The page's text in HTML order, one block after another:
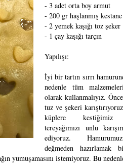
- 3 adet orta boy armut
- 200 gr haşlanmış kestane
- 2 yemek kaşığı toz şeker
- 1 çay kaşığı tarçın
Yapılışı:
İyi bir tartın sırrı
nedenle tüm
olarak kullanmalıyız.
tuz ve şekeri
küplere kestiğimiz
tereyağımızı unlu
ediyoruz.
değmeden hazırlamak
yumuşamasını istemiyoruz. Bu